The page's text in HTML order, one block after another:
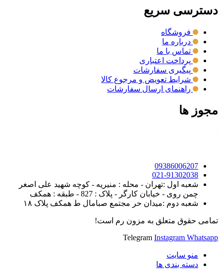
دسترسی سریع
فروشگاه
درباره ما
تماس با ما
پرداخت اعتباری
پیگیری سفارشات
شرایط تعویض و مرجوع کالا
راهنمای ارسال سفارشات
مجوز ها
09386006207
021-91302038
شعبه اول :تهران - محله : منیریه - کوچه شهید علی اصغر
چمن روی - خیابان کارگر - پلاک : 827 - طبقه : همکف
شعبه دوم :میدان حر مجتمع صبامال ط همکف پلاک ۱۸
تمامی حقوق متعلق به مزون رم است!
Telegram Instagram Whatsapp
منو سایت
دسته بندی ها